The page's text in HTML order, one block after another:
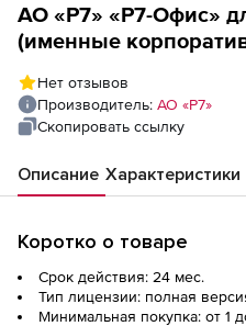
АО «Р7» «Р7-Офис»
(именные
лицензия на 2 года
Нет отзывов
Производитель: АО «Р7»
Скопировать ссылку
Описание Характеристики
Коротко о товаре
Срок действия: 24 мес.
Тип лицензии: полная
Минимальная покупка: от 1